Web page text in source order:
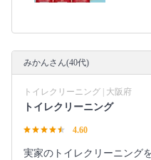
みかんさん(40代)
トイレクリーニング | 大阪府
トイレクリーニング
4.60
実家のトイレクリーニング